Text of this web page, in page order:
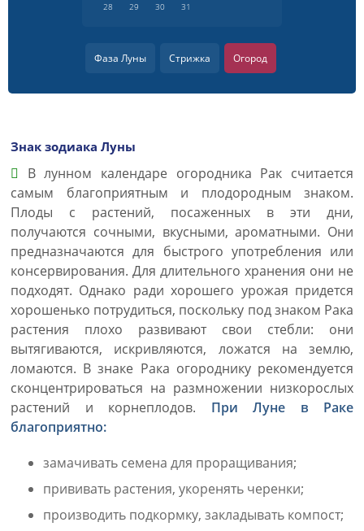
28
29 30 31
Фаза Луны Стрижка Огород
Знак зодиака Луны
В лунном календаре огородника Рак считается
самым благоприятным и плодородным знаком.
Плоды с растений, посаженных в эти дни,
получаются сочными, вкусными, ароматными. Они
предназначаются для быстрого употребления или
консервирования. Для длительного хранения они не
подходят. Однако ради хорошего урожая придется
хорошенько потрудиться, поскольку под знаком Рака
растения плохо развивают свои стебли: они
вытягиваются, искривляются, ложатся на землю,
ломаются. В знаке Рака огороднику рекомендуется
сконцентрироваться на размножении низкорослых
растений и корнеплодов. При Луне в Раке
благоприятно:
замачивать семена для проращивания;
прививать растения, укоренять черенки;
производить подкормку, закладывать компост;